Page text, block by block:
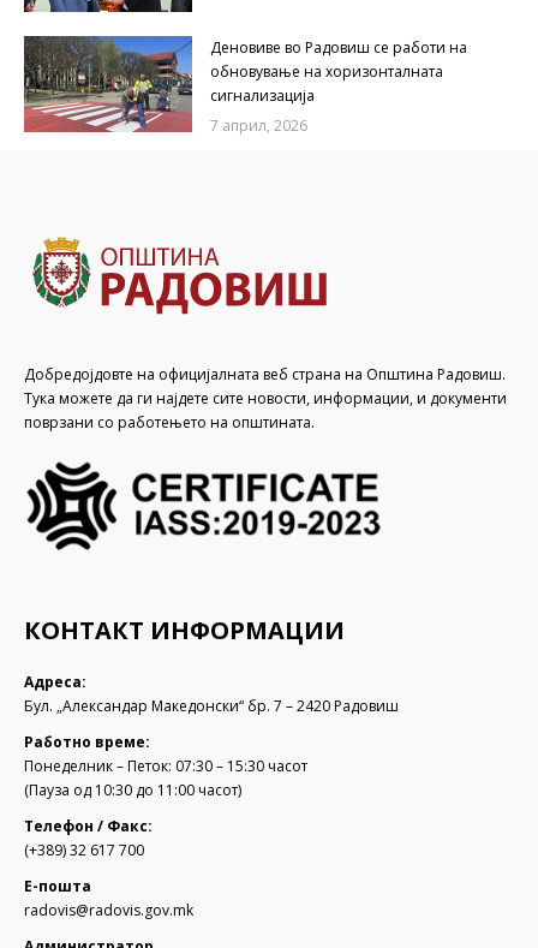
Деновиве во Радовиш се работи на
обновување на хоризонталната
сигнализација
7 април, 2026
Добредојдовте на официјалната веб страна на Општина Радовиш.
Тука можете да ги најдете сите новости, информации, и документи
поврзани со работењето на општината.
КОНТАКТ ИНФОРМАЦИИ
Адреса:
Бул. „Александар Македонски“ бр. 7 – 2420 Радовиш
Работно време:
Понеделник – Петок: 07:30 – 15:30 часот
(Пауза од 10:30 до 11:00 часот)
Телефон / Факс:
(+389) 32 617 700
Е-пошта
radovis@radovis.gov.mk